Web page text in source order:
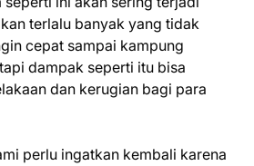
terlalu banyak yang tidak
cepat sampai kampung
dampak seperti itu bisa
dan kerugian bagi para
perlu ingatkan kembali karena